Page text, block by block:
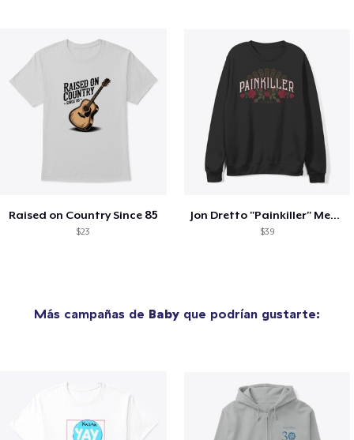
Raised on Country Since 85
$23
Jon Dretto "Painkiller" Merch Collection
$39
Más campañas de Baby que podrían gustarte: